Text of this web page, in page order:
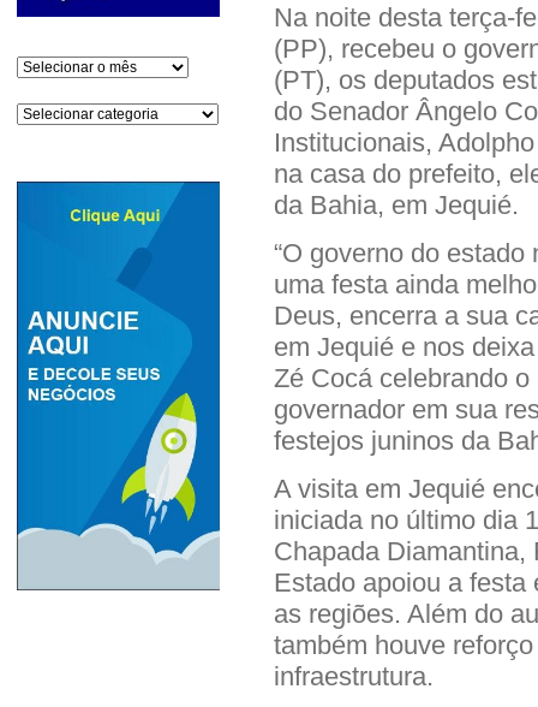
Arquivos
Categorias
Na noite desta terça-
(PP), recebeu o
(PT), os deputados
do Senador Ângelo
Institucionais,
na casa do prefeito,
da Bahia, em Jequié.
“O governo do
uma festa ainda
Deus, encerra a sua
em Jequié e nos
Zé Cocá celebrando
governador em sua
festejos juninos da
A visita em Jequié
iniciada no último dia
Chapada Diamantina,
Estado apoiou a
as regiões. Além do
também houve
infraestrutura.